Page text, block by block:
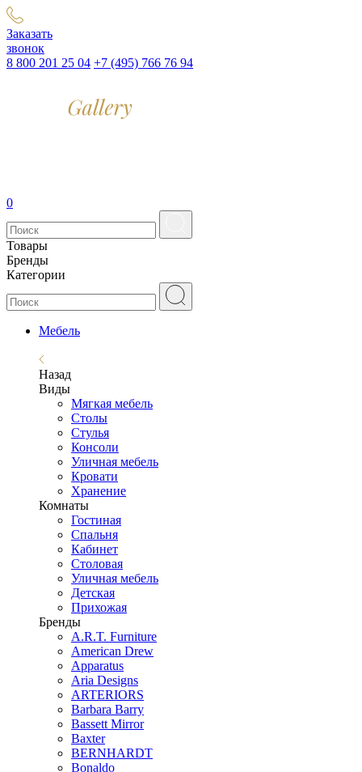
Заказать
звонок
8 800 201 25 04 +7 (495) 766 76 94
0
Товары
Бренды
Категории
Мебель
Назад
Виды
Мягкая мебель
Столы
Стулья
Консоли
Уличная мебель
Кровати
Хранение
Комнаты
Гостиная
Спальня
Кабинет
Столовая
Уличная мебель
Детская
Прихожая
Бренды
A.R.T. Furniture
American Drew
Apparatus
Aria Designs
ARTERIORS
Barbara Barry
Bassett Mirror
Baxter
BERNHARDT
Bonaldo